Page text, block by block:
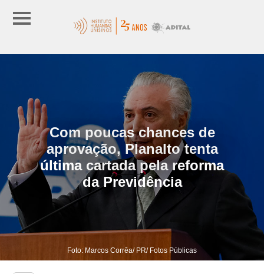
Com poucas chances de
aprovação, Planalto tenta
última cartada pela reforma
da Previdência
Foto: Marcos Corrêa/ PR/ Fotos Públicas